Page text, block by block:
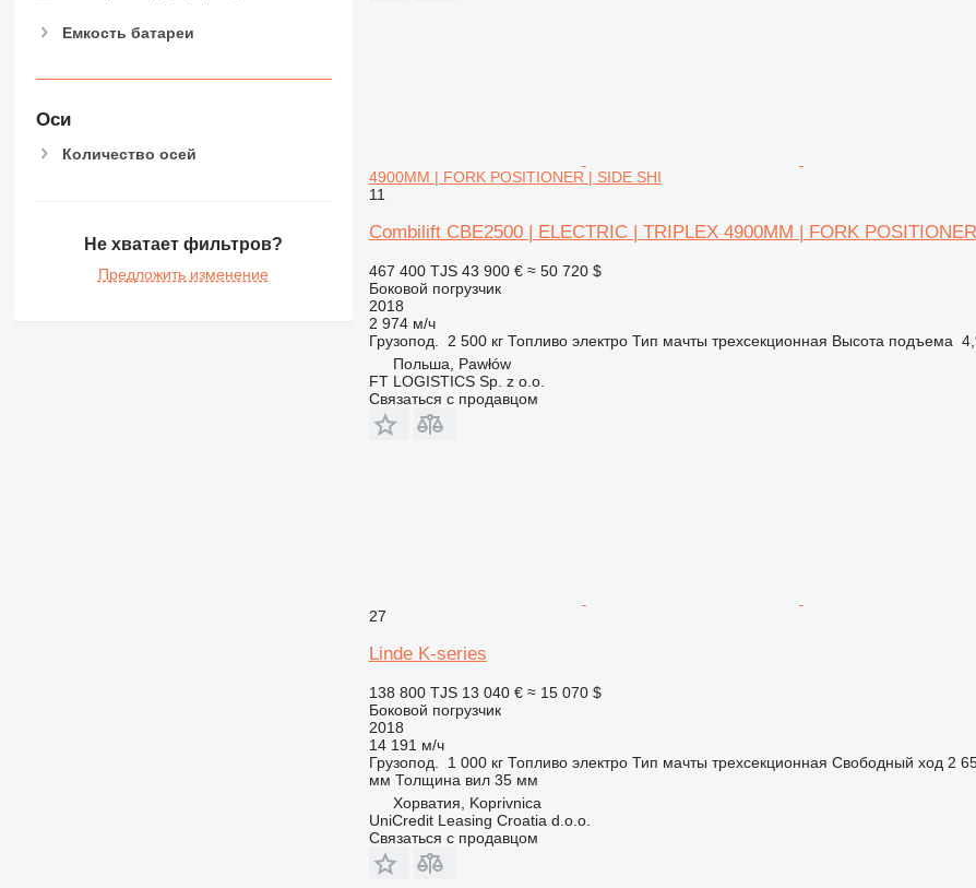
Емкость батареи
Оси
Количество осей
Не хватает фильтров?
Предложить изменение
4900MM | FORK POSITIONER | SIDE SHI
11
Combilift CBE2500 | ELECTRIC | TRIPLEX 4900MM | FORK
467 400 TJS 43 900 € ≈ 50 720 $
Боковой погрузчик
2018
2 974 м/ч
Грузопод.
2 500 кг Топливо электро Тип мачты трехсекционная Высота подъема
Польша, Pawłów
FT LOGISTICS Sp. z o.o.
Связаться с продавцом
27
Linde K-series
138 800 TJS 13 040 € ≈ 15 070 $
Боковой погрузчик
2018
14 191 м/ч
Грузопод.
1 000 кг Топливо электро Тип мачты трехсекционная Свободный ход 2
мм Толщина вил 35 мм
Хорватия, Koprivnica
UniCredit Leasing Croatia d.o.o.
Связаться с продавцом